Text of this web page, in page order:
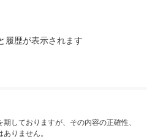
履歴が表示されます
しておりますが、その内容の正確性、
りません。